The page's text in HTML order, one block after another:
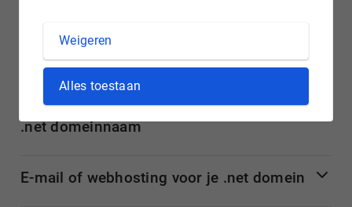
Weigeren
Alles toestaan
Registratievoorwaarden .net domeinen
Check en registreer vandaag nog jouw
.net domeinnaam
E-mail of webhosting voor je .net domein